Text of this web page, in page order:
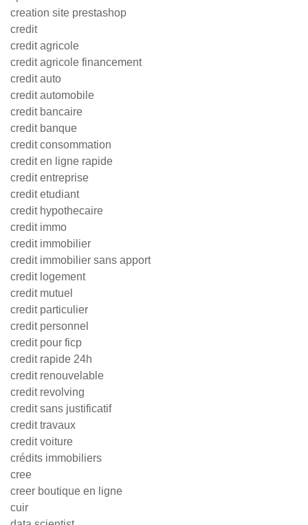
creation site prestashop
credit
credit agricole
credit agricole financement
credit auto
credit automobile
credit bancaire
credit banque
credit consommation
credit en ligne rapide
credit entreprise
credit etudiant
credit hypothecaire
credit immo
credit immobilier
credit immobilier sans apport
credit logement
credit mutuel
credit particulier
credit personnel
credit pour ficp
credit rapide 24h
credit renouvelable
credit revolving
credit sans justificatif
credit travaux
credit voiture
crédits immobiliers
cree
creer boutique en ligne
cuir